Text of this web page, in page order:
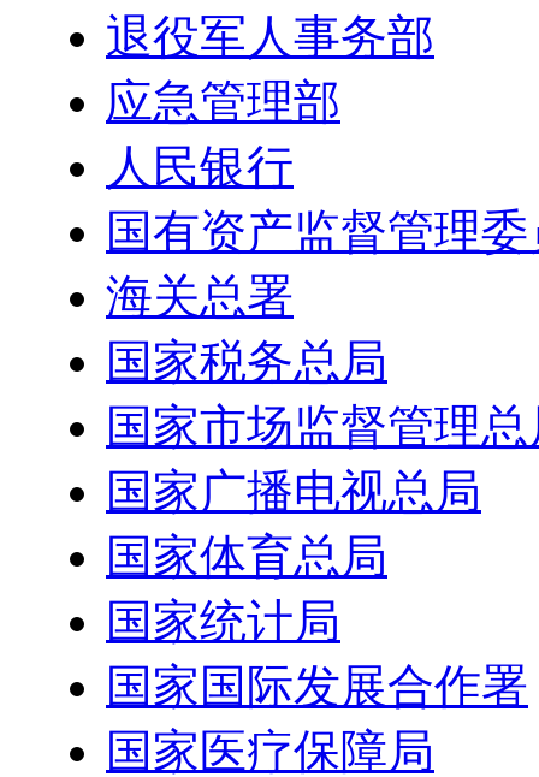
退役军人事务部
应急管理部
人民银行
国有资产监督管理
海关总署
国家税务总局
国家市场监督管理
国家广播电视总局
国家体育总局
国家统计局
国家国际发展合作署
国家医疗保障局